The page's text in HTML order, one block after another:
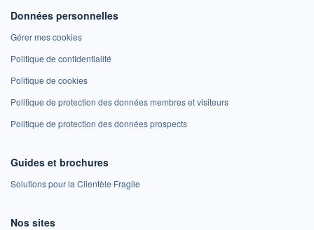
Données personnelles
Gérer mes cookies
Politique de confidentialité
Politique de cookies
Politique de protection des données membres et visiteurs
Politique de protection des données prospects
Guides et brochures
Solutions pour la Clientèle Fragile
Nos sites